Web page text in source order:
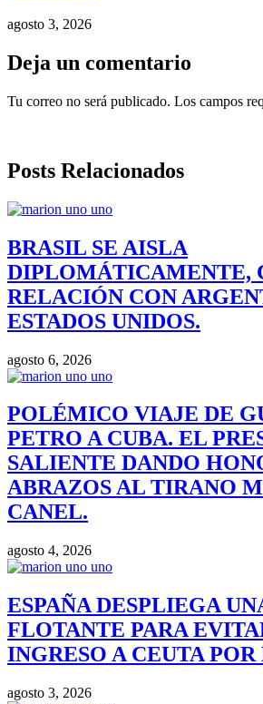
agosto 3, 2026
Deja un comentario
Tu correo no será publicado. Los campos
Posts Relacionados
BRASIL SE AISLA
DIPLOMÁTICAMENTE,
RELACIÓN CON
ESTADOS UNIDOS.
agosto 6, 2026
POLÉMICO VIAJE DE
PETRO A CUBA. EL
SALIENTE DANDO
ABRAZOS AL TIRANO
CANEL.
agosto 4, 2026
ESPAÑA DESPLIEGA
FLOTANTE PARA
INGRESO A CEUTA
agosto 3, 2026